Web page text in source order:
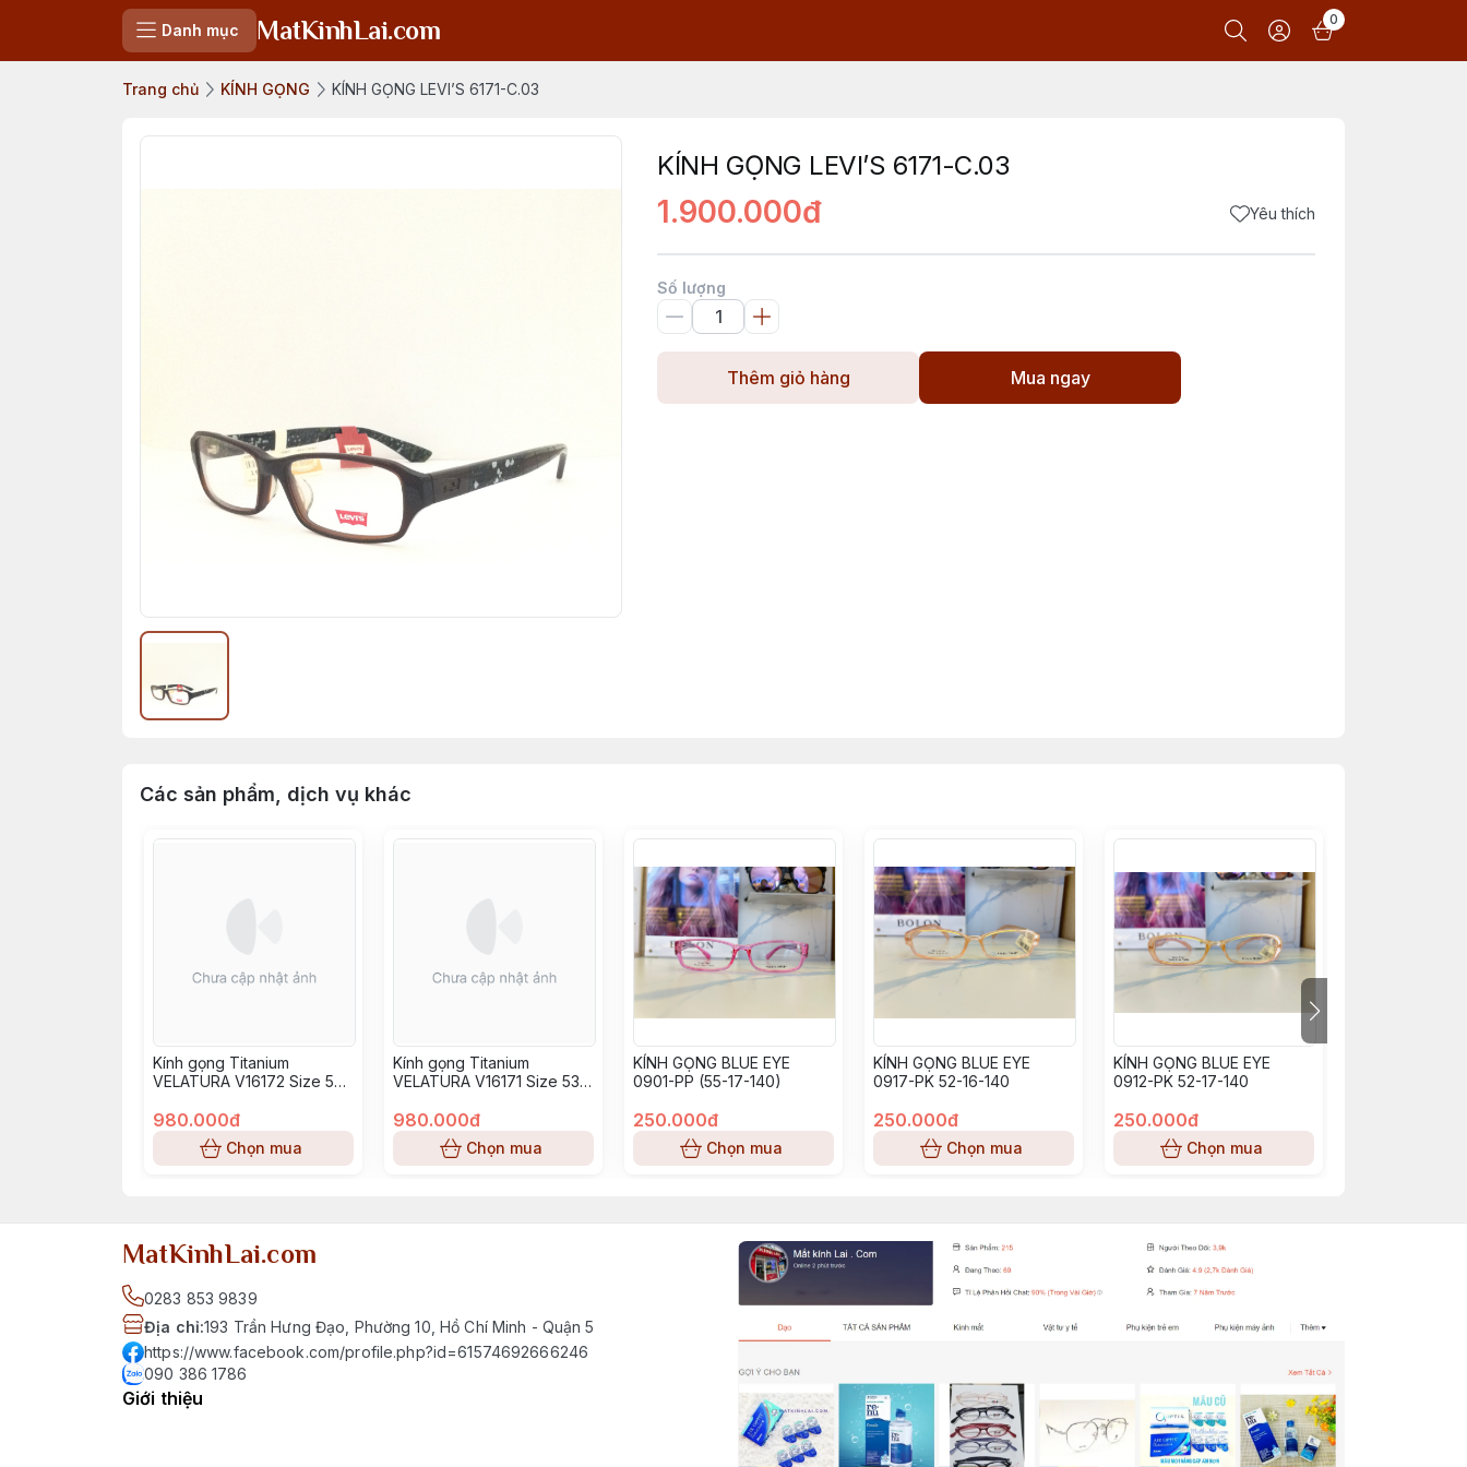
Danh mục MatKinhLai.com 0
Trang chủ KÍNH GỌNG KÍNH GỌNG LEVI’S 6171-C.03
KÍNH GỌNG LEVI’S 6171-C.03
1.900.000đ Yêu thích
Số lượng
Thêm giỏ hàng Mua ngay
Các sản phẩm, dịch vụ khác
Kính gọng Titanium
VELATURA V16172 Size 52-
980.000đ
Chọn mua
Kính gọng Titanium
VELATURA V16171 Size 53-
980.000đ
Chọn mua
KÍNH GỌNG BLUE EYE
0901-PP (55-17-140)
250.000đ
Chọn mua
KÍNH GỌNG BLUE EYE
0917-PK 52-16-140
250.000đ
Chọn mua
KÍNH GỌNG BLUE EYE
0912-PK 52-17-140
250.000đ
Chọn mua
MatKinhLai.com
0283 853 9839
Địa chỉ:193 Trần Hưng Đạo, Phường 10, Hồ Chí Minh - Quận 5
https://www.facebook.com/profile.php?id=61574692666246
090 386 1786
Giới thiệu